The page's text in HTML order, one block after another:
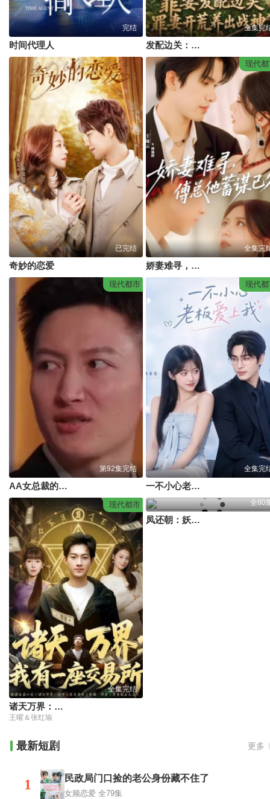
完结
时间代理人
全集完
发配边关：罪妻开荒养出战神 I
已完结
奇妙的恋爱
现代
全集完
娇妻难寻，傅总他蓄谋已久
现代都市
第92集完结
AA女总裁的超级保安
现代
全集完
一不小心老板爱上我
现代都市
全集完结
诸天万界：我有一座交易所
王曜＆张红瑜
全80
凤还朝：妖孽王爷请让道
最新短剧 更多
1 民政局门口捡的老公身份藏不住了
女频恋爱 全79集